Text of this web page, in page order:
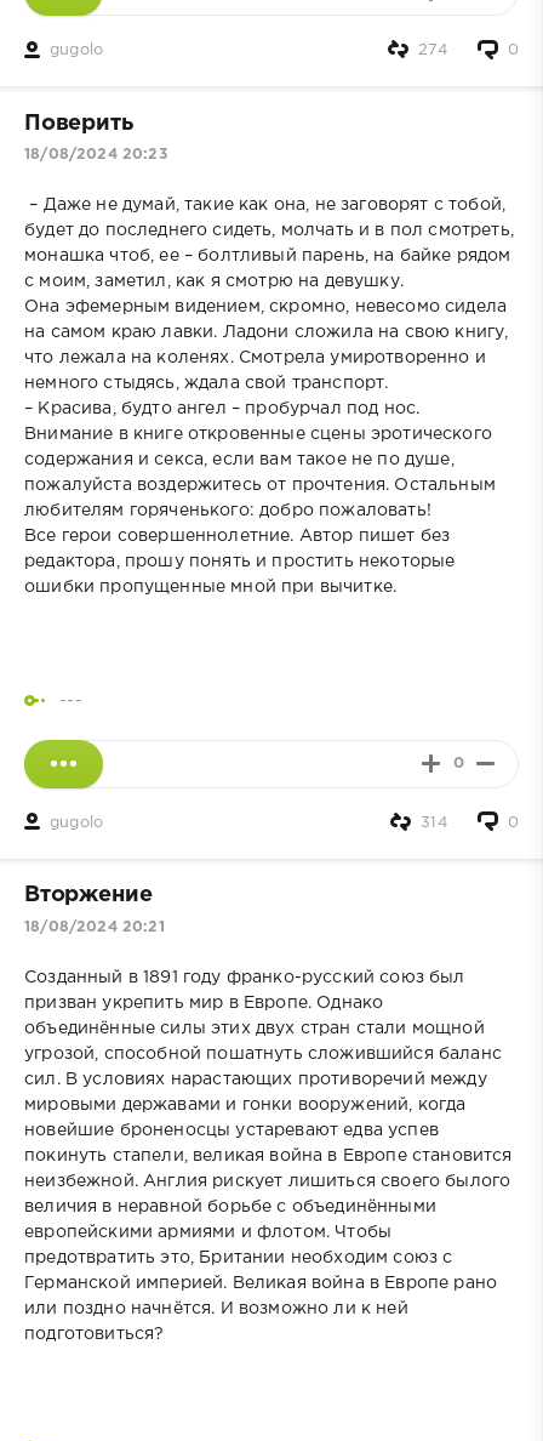
gugolo 0
274
Поверить
18/08/2024 20:23
– Даже не думай, такие как она, не заговорят с тобой,
будет до последнего сидеть, молчать и в пол смотреть,
монашка чтоб, ее – болтливый парень, на байке рядом
с моим, заметил, как я смотрю на девушку.
Она эфемерным видением, скромно, невесомо сидела
на самом краю лавки. Ладони сложила на свою книгу,
что лежала на коленях. Смотрела умиротворенно и
немного стыдясь, ждала свой транспорт.
– Красива, будто ангел – пробурчал под нос.
Внимание в книге откровенные сцены эротического
содержания и секса, если вам такое не по душе,
пожалуйста воздержитесь от прочтения. Остальным
любителям горяченького: добро пожаловать!
Все герои совершеннолетние. Автор пишет без
редактора, прошу понять и простить некоторые
ошибки пропущенные мной при вычитке.
---
0
gugolo 0
314
Вторжение
18/08/2024 20:21
Созданный в 1891 году франко-русский союз был
призван укрепить мир в Европе. Однако
объединённые силы этих двух стран стали мощной
угрозой, способной пошатнуть сложившийся баланс
сил. В условиях нарастающих противоречий между
мировыми державами и гонки вооружений, когда
новейшие броненосцы устаревают едва успев
покинуть стапели, великая война в Европе становится
неизбежной. Англия рискует лишиться своего былого
величия в неравной борьбе с объединёнными
европейскими армиями и флотом. Чтобы
предотвратить это, Британии необходим союз с
Германской империей. Великая война в Европе рано
или поздно начнётся. И возможно ли к ней
подготовиться?